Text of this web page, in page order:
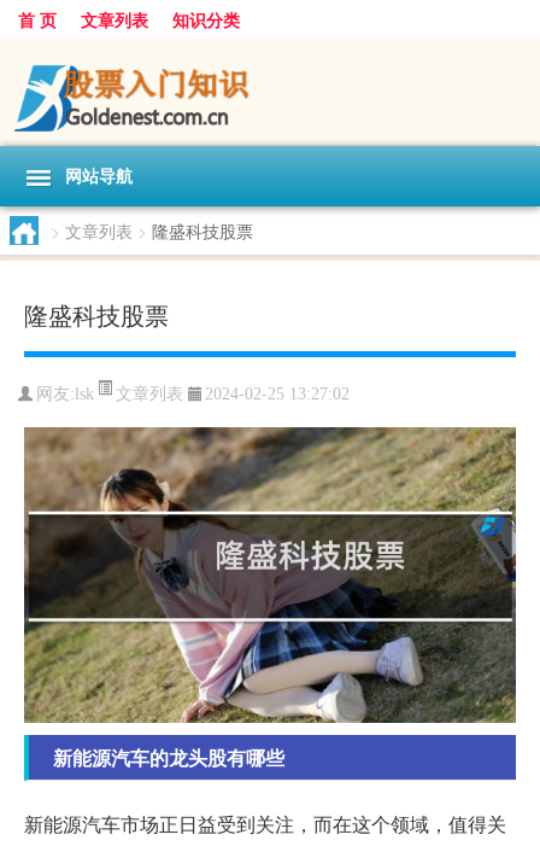
首 页 文章列表 知识分类
网站导航
> 文章列表 > 隆盛科技股票
隆盛科技股票
网友: lsk 文章列表 2024-02-25 13:27:02
新能源汽车的龙头股有哪些
新能源汽车市场正日益受到关注，而在这个领域，值得关